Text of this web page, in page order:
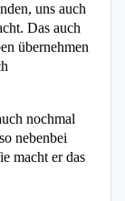
uns auch
Das auch
übernehmen
nochmal
nebenbei
macht er das